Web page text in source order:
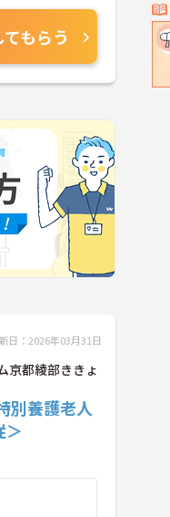
もらう
日：2026年03月31日
京都綾部ききょ
別養護老人
＞